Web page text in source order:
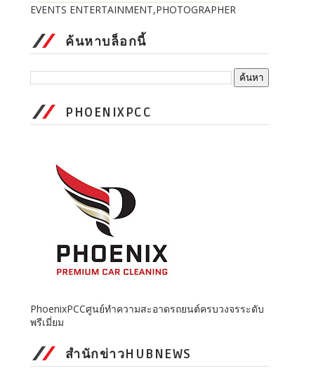
EVENTS ENTERTAINMENT,PHOTOGRAPHER
ค้นหาบล็อกนี้
PHOENIXPCC
PhoenixPCCศูนย์ทำความสะอาดรถยนต์ครบวงจรระดับ
พรีเมี่ยม
สำนักข่าวHUBNEWS